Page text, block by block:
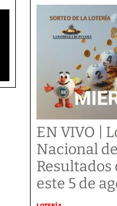
EN VIVO |
Nacional
Resultados
este 5 de